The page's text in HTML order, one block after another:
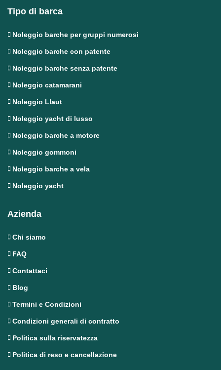
Tipo di barca
Noleggio barche per gruppi numerosi
Noleggio barche con patente
Noleggio barche senza patente
Noleggio catamarani
Noleggio Llaut
Noleggio yacht di lusso
Noleggio barche a motore
Noleggio gommoni
Noleggio barche a vela
Noleggio yacht
Azienda
Chi siamo
FAQ
Contattaci
Blog
Termini e Condizioni
Condizioni generali di contratto
Politica sulla riservatezza
Politica di reso e cancellazione